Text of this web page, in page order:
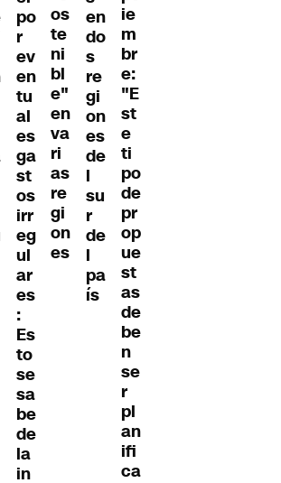
po
r
ev
en
tu
al
es
ga
st
os
irr
eg
ul
ar
es
:
Es
to
se
sa
be
de
la
in
os
te
ni
bl
e"
en
va
ri
as
re
gi
on
es
en
do
s
re
gi
on
es
de
l
su
r
de
l
pa
ís
ie
m
br
e:
"E
st
e
ti
po
de
pr
op
ue
st
as
de
be
n
se
r
pl
an
ifi
ca